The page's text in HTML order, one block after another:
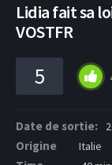
Lidia fait sa
VOSTFR
5
Date de sortie:
Origine Italie